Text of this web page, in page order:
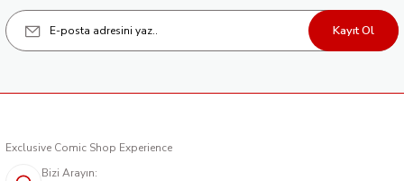
Kayıt Ol
Exclusive Comic Shop Experience
Bizi Arayın: